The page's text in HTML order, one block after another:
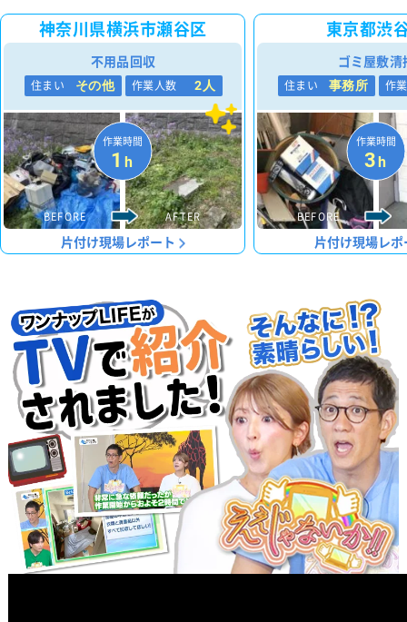
神奈川県横浜市瀬谷区
不用品回収
住まい その他 作業人数 2人
BEFORE AFTER
作業時間
1 h
片付け現場レポート
東京都渋
ゴミ屋敷清
住まい 事務所 作
BEFORE
作業時間
3h
片付け現場レポ